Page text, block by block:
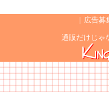
広告募
通販だけじゃ